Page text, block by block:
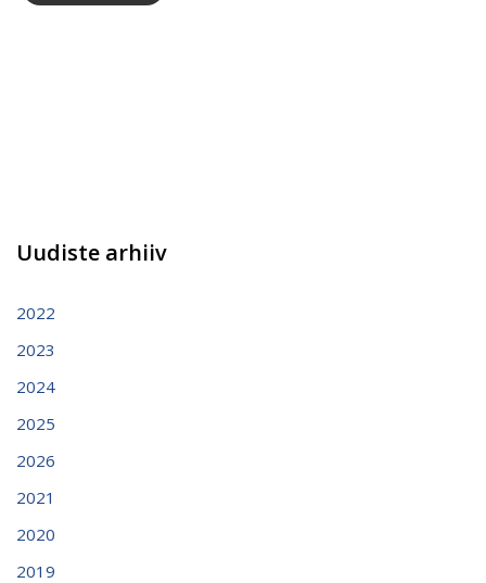
Uudiste arhiiv
2022
2023
2024
2025
2026
2021
2020
2019